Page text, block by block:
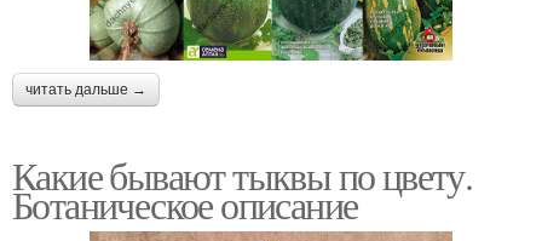
читать дальше →
Какие бывают тыквы по цвету.
Ботаническое описание